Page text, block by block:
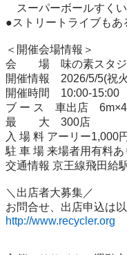
スーパーボールすく
●ストリートライブもあ
＜開催会場情報＞
会　　場　味の素スタ
開催情報　2026/5/5(祝
開催時間　10:00-15:00
ブ ー ス　車出店　
最　　大　300店
入 場 料 アーリー
駐 車 場 来場者用有料あ
交通情報 京王線飛田給
＼出店者大募集／
http://www.recycler.org